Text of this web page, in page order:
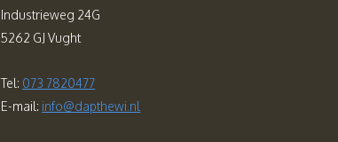
Industrieweg 24G
5262 GJ Vught
Tel: 073 7820477
E-mail: info@dapthewi.nl